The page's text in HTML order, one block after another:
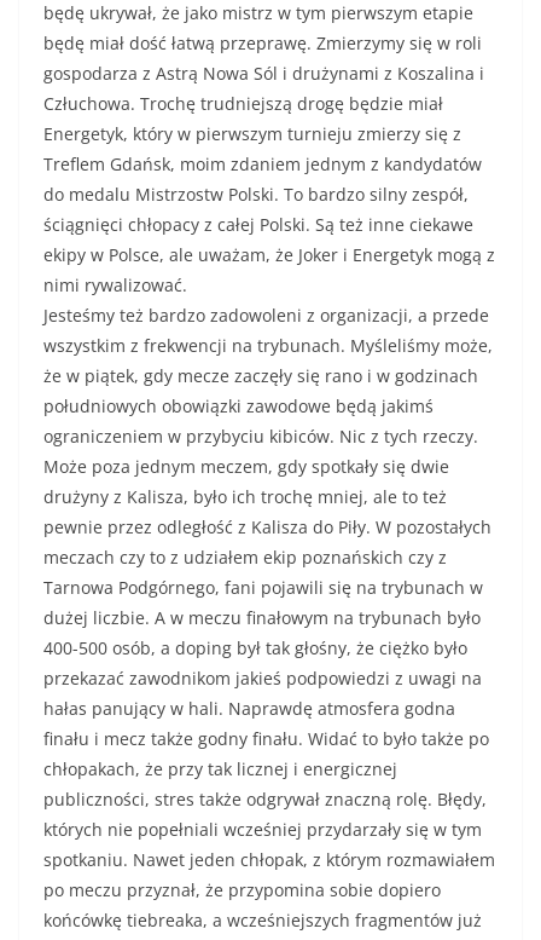
będę ukrywał, że jako mistrz w tym pierwszym etapie
będę miał dość łatwą przeprawę. Zmierzymy się w roli
gospodarza z Astrą Nowa Sól i drużynami z Koszalina i
Człuchowa. Trochę trudniejszą drogę będzie miał
Energetyk, który w pierwszym turnieju zmierzy się z
Treflem Gdańsk, moim zdaniem jednym z kandydatów
do medalu Mistrzostw Polski. To bardzo silny zespół,
ściągnięci chłopacy z całej Polski. Są też inne ciekawe
ekipy w Polsce, ale uważam, że Joker i Energetyk mogą z
nimi rywalizować.
Jesteśmy też bardzo zadowoleni z organizacji, a przede
wszystkim z frekwencji na trybunach. Myśleliśmy może,
że w piątek, gdy mecze zaczęły się rano i w godzinach
południowych obowiązki zawodowe będą jakimś
ograniczeniem w przybyciu kibiców. Nic z tych rzeczy.
Może poza jednym meczem, gdy spotkały się dwie
drużyny z Kalisza, było ich trochę mniej, ale to też
pewnie przez odległość z Kalisza do Piły. W pozostałych
meczach czy to z udziałem ekip poznańskich czy z
Tarnowa Podgórnego, fani pojawili się na trybunach w
dużej liczbie. A w meczu finałowym na trybunach było
400-500 osób, a doping był tak głośny, że ciężko było
przekazać zawodnikom jakieś podpowiedzi z uwagi na
hałas panujący w hali. Naprawdę atmosfera godna
finału i mecz także godny finału. Widać to było także po
chłopakach, że przy tak licznej i energicznej
publiczności, stres także odgrywał znaczną rolę. Błędy,
których nie popełniali wcześniej przydarzały się w tym
spotkaniu. Nawet jeden chłopak, z którym rozmawiałem
po meczu przyznał, że przypomina sobie dopiero
końcówkę tiebreaka, a wcześniejszych fragmentów już